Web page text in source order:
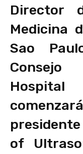
Director
Medicina
Sao
of